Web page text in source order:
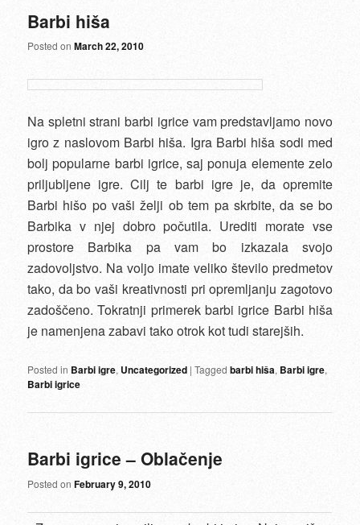
Barbi hiša
Posted onMarch 22, 2010
Na spletni strani barbi igrice vam predstavljamo novo
igro z naslovom Barbi hiša. Igra Barbi hiša sodi med
bolj popularne barbi igrice, saj ponuja elemente zelo
priljubljene igre. Cilj te barbi igre je, da opremite
Barbi hišo po vaši želji ob tem pa skrbite, da se bo
Barbika v njej dobro počutila. Urediti morate vse
prostore Barbika pa vam bo izkazala svojo
zadovoljstvo. Na voljo imate veliko število predmetov
tako, da bo vaši kreativnosti pri opremljanju zagotovo
zadoščeno. Tokratnji primerek barbi igrice Barbi hiša
je namenjena zabavi tako otrok kot tudi starejših.
Posted in Barbi igre,Uncategorized |Tagged barbi hiša, Barbi igre,
Barbi igrice
Barbi igrice – Oblačenje
Posted onFebruary 9, 2010